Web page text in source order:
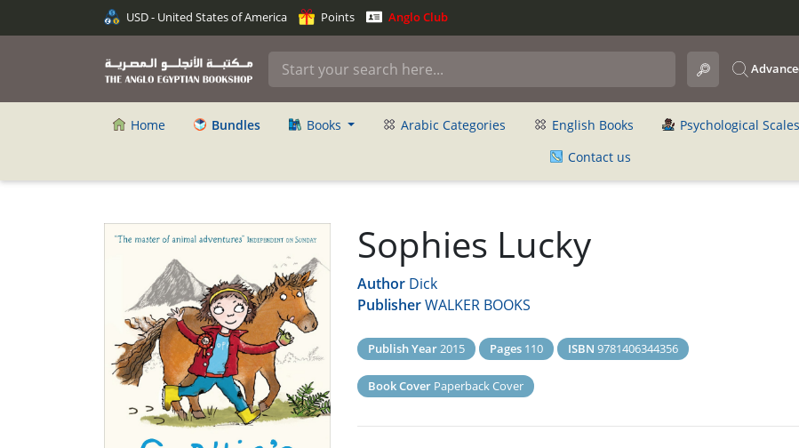
USD - United States of America Points Anglo Club
Home Bundles Books Arabic Categories English Books Psychological
Contact us
Sophies Lucky
Author Dick
PublisherWALKER BOOKS
Publish Year2015 Pages 110 ISBN 9781406344356
Book Cover Paperback Cover